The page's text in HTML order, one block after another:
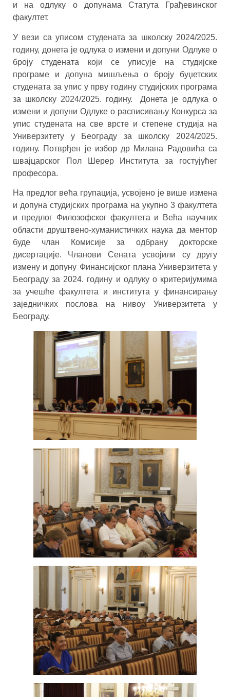
и на одлуку о допунама Статута Грађевинског
факултет.
У вези са уписом студената за школску 2024/2025.
годину, донета је одлука о измени и допуни Одлуке о
броју студената који се уписује на студијске
програме и допуна мишљења о броју буџетских
студената за упис у прву годину студијских програма
за школску 2024/2025. годину. Донета је одлука о
измени и допуни Одлуке о расписивању Конкурса за
упис студената на све врсте и степене студија на
Универзитету у Београду за школску 2024/2025.
годину. Потврђен је избор др Милана Радовића са
швајцарског Пол Шерер Института за гостујућег
професора.
На предлог већа групација, усвојено је више измена
и допуна студијских програма на укупно 3 факултета
и предлог Филозофског факултета и Већа научних
области друштвено-хуманистичких наука да ментор
буде члан Комисије за одбрану докторске
дисертације. Чланови Сената усвојили су другу
измену и допуну Финансијског плана Универзитета у
Београду за 2024. годину и одлуку о критеријумима
за учешће факултета и института у финансирању
заједничких послова на нивоу Универзитета у
Београду.